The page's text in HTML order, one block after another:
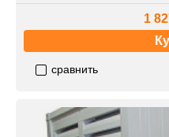
1
сравнить